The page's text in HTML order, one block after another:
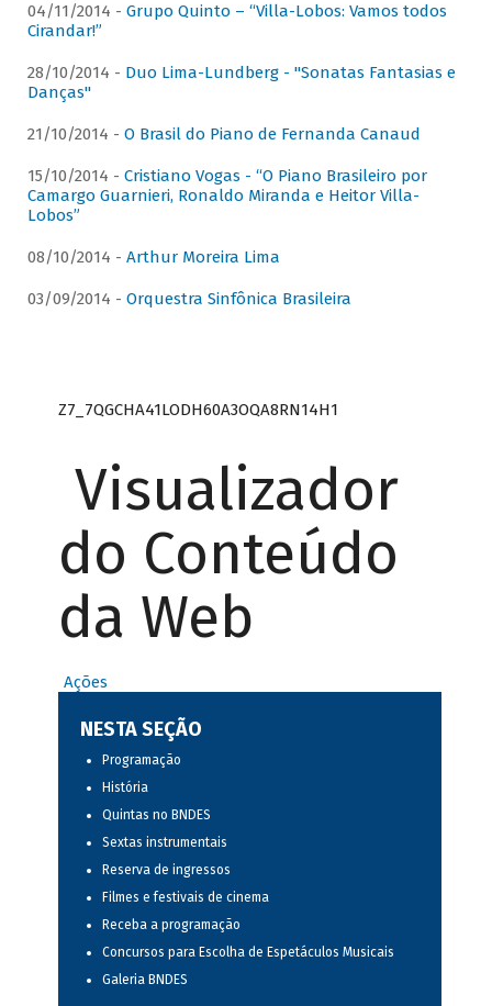
04/11/2014 - Grupo Quinto – “Villa-Lobos: Vamos todos
Cirandar!”
28/10/2014 - Duo Lima-Lundberg - "Sonatas Fantasias e
Danças"
21/10/2014 - O Brasil do Piano de Fernanda Canaud
15/10/2014 - Cristiano Vogas - “O Piano Brasileiro por
Camargo Guarnieri, Ronaldo Miranda e Heitor Villa-
Lobos”
08/10/2014 - Arthur Moreira Lima
03/09/2014 - Orquestra Sinfônica Brasileira
Z7_7QGCHA41LODH60A3OQA8RN14H1
Visualizador
do Conteúdo
da Web
Ações
NESTA SEÇÃO
Programação
História
Quintas no BNDES
Sextas instrumentais
Reserva de ingressos
Filmes e festivais de cinema
Receba a programação
Concursos para Escolha de Espetáculos Musicais
Galeria BNDES